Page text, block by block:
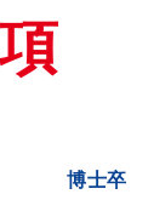
博士卒